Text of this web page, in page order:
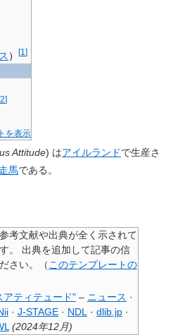
） [1 ]
2]
を表示
Attitude) はアイルランドで生産さ
馬である。
考文献や出典が全く示されて
。
出典を追加して記事の信
さい。
（ このテンプレートの
アティテュード"– ニュース ·
· J-STAGE · NDL · dlib.jp ·
(2024年12月)